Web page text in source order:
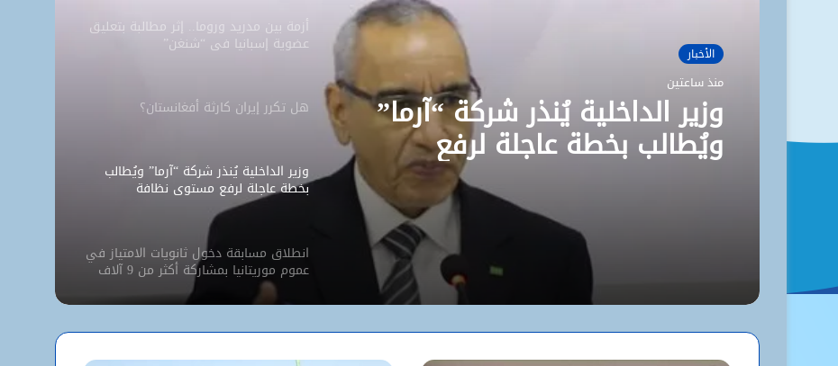
الأخبار
منذ ساعتين
وزير الداخلية يُنذر شركة “آرما”
ويُطالب بخطة عاجلة لرفع
مستوى نظافة نواكشوط
أزمة بين مدريد وروما.. إثر مطالبة بتعليق
عضوية إسبانيا في “شنغن”
هل تكرر إيران كارثة أفغانستان؟
وزير الداخلية يُنذر شركة “آرما” ويُطالب
بخطة عاجلة لرفع مستوى نظافة
نواكشوط
انطلاق مسابقة دخول ثانويات الامتياز في
عموم موريتانيا بمشاركة أكثر من 9 آلاف
مترشح
كيف استخدم الاحتلال سلاح الإبعاد للتفرد